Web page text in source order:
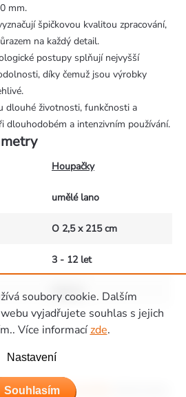
soubory cookie. Dalším
vyjadřujete souhlas s jejich
Více informacízde.
Nastavení
Souhlasím
mm.
špičkovou kvalitou zpracování,
na každý detail.
postupy splňují nejvyšší
díky čemuž jsou výrobky
dlouhé životnosti, funkčnosti a
dlouhodobém a intenzivním používání.
Houpačky
umělé lano
O 2,5 x 215 cm
3 - 12 let
Natural
- dětská hřiště a domečky